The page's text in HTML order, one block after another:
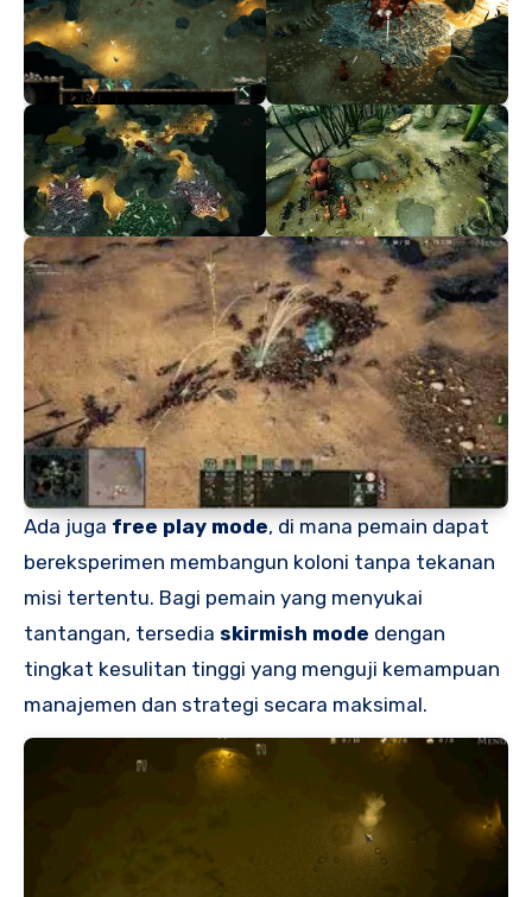
Ada juga free play mode, di mana pemain dapat
bereksperimen membangun koloni tanpa tekanan
misi tertentu. Bagi pemain yang menyukai
tantangan, tersedia skirmish mode dengan
tingkat kesulitan tinggi yang menguji kemampuan
manajemen dan strategi secara maksimal.